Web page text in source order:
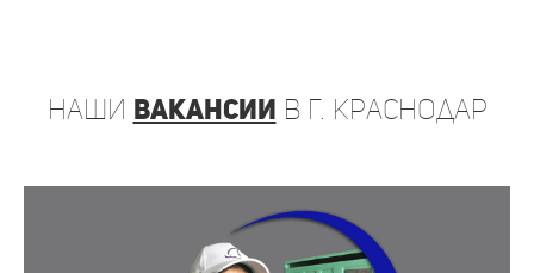
наши вакансии в г. Краснодар